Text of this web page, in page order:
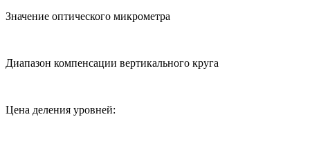
Значение оптического микрометра
Диапазон компенсации вертикального круга
Цена деления уровней: